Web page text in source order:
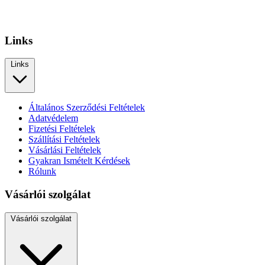
Links
Links
Általános Szerződési Feltételek
Adatvédelem
Fizetési Feltételek
Szállítási Feltételek
Vásárlási Feltételek
Gyakran Ismételt Kérdések
Rólunk
Vásárlói szolgálat
Vásárlói szolgálat